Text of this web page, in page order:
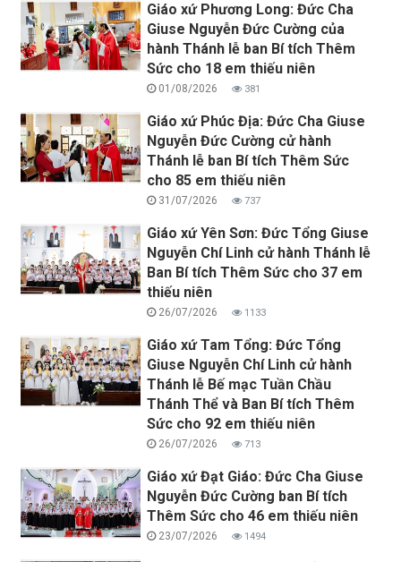
Giáo xứ Phương Long: Đức Cha
Giuse Nguyễn Đức Cường của
hành Thánh lễ ban Bí tích Thêm
Sức cho 18 em thiếu niên
01/08/2026 381
Giáo xứ Phúc Địa: Đức Cha Giuse
Nguyễn Đức Cường cử hành
Thánh lễ ban Bí tích Thêm Sức
cho 85 em thiếu niên
31/07/2026 737
Giáo xứ Yên Sơn: Đức Tổng Giuse
Nguyễn Chí Linh cử hành Thánh lễ
Ban Bí tích Thêm Sức cho 37 em
thiếu niên
26/07/2026 1133
Giáo xứ Tam Tổng: Đức Tổng
Giuse Nguyễn Chí Linh cử hành
Thánh lễ Bế mạc Tuần Chầu
Thánh Thể và Ban Bí tích Thêm
Sức cho 92 em thiếu niên
26/07/2026 713
Giáo xứ Đạt Giáo: Đức Cha Giuse
Nguyễn Đức Cường ban Bí tích
Thêm Sức cho 46 em thiếu niên
23/07/2026 1494